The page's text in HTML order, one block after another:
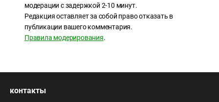
модерации с задержкой 2-10 минут.
Редакция оставляет за собой право отказать в
публикации вашего комментария.
Правила модерирования.
контакты